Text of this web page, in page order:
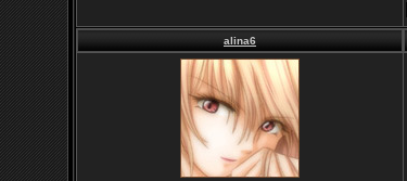
alina6